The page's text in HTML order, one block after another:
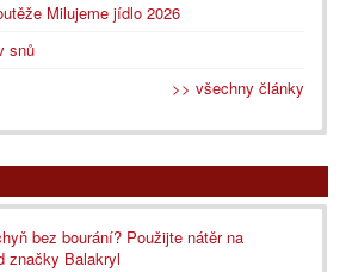
Milujeme jídlo 2026
snů
>> všechny články
bez bourání? Použijte nátěr na
značky Balakryl